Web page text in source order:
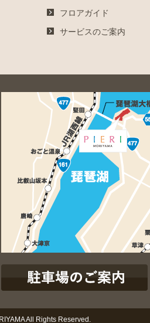
フロアガイド
サービスのご案内
All Rights Reserved.